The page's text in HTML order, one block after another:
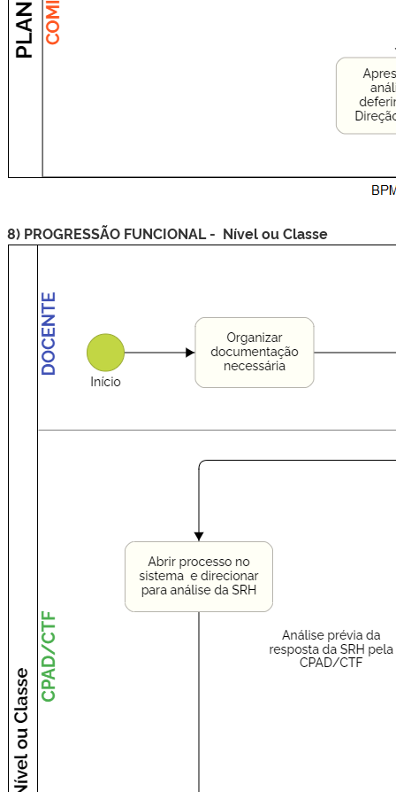
8) PROGRESSÃO FUNCIONAL - Nível ou Classe